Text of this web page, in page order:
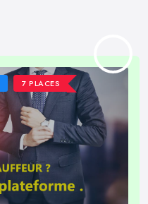
7 PLACES